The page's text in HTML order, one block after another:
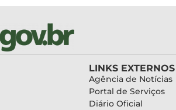
LINKS EXTERNOS
Agência de Notícias
Portal de Serviços
Diário Oficial